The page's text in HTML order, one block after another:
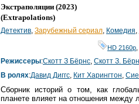
Экстраполяции (2023)
(Extrapolations)
Детектив, Зарубежный сериал, Комедия,
HD 2160р
Режиссеры:Скотт З Бёрнс, Скотт З.
В ролях:Давид Диггс, Кит Харингтон,
Сборник историй о том, как
планете влияет на отношения между